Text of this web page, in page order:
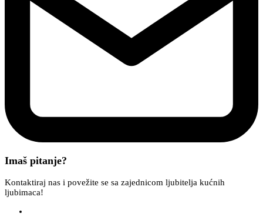
Imaš pitanje?
Kontaktiraj nas i povežite se sa zajednicom ljubitelja kućnih
ljubimaca!